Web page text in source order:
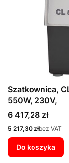
Szatkownica,
550W, 230V,
Cena
6 417,28 zł
Cena
5 217,30 złbez VAT
Do koszyka